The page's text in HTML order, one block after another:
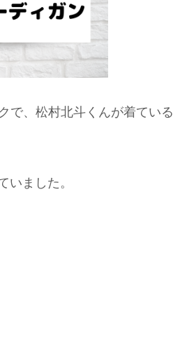
で、松村北斗くんが着ている
いました。